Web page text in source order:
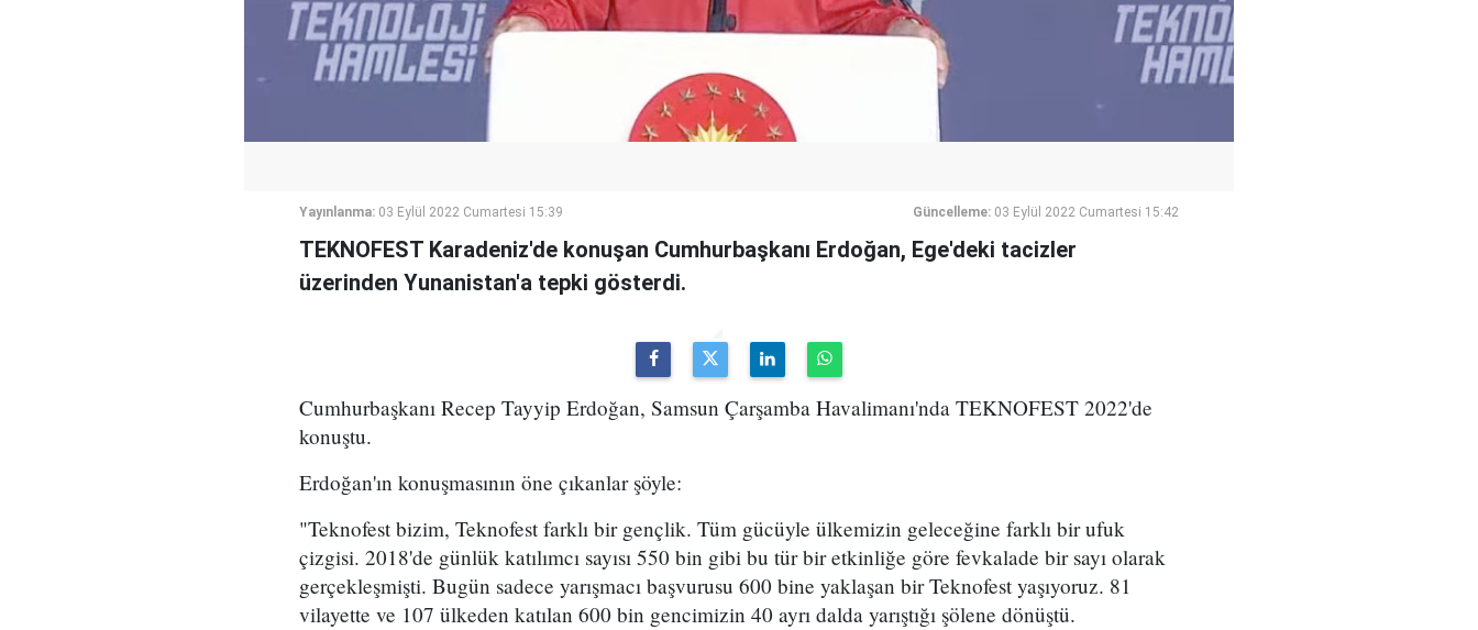
Yayınlanma: 03 Eylül 2022 Cumartesi 15:39 Güncelleme: 03 Eylül 2022 Cumartesi 15:42
TEKNOFEST Karadeniz'de konuşan Cumhurbaşkanı Erdoğan, Ege'deki tacizler
üzerinden Yunanistan'a tepki gösterdi.
Cumhurbaşkanı Recep Tayyip Erdoğan, Samsun Çarşamba Havalimanı'nda TEKNOFEST 2022'de
konuştu.
Erdoğan'ın konuşmasının öne çıkanlar şöyle:
"Teknofest bizim, Teknofest farklı bir gençlik. Tüm gücüyle ülkemizin geleceğine farklı bir ufuk
çizgisi. 2018'de günlük katılımcı sayısı 550 bin gibi bu tür bir etkinliğe göre fevkalade bir sayı olarak
gerçekleşmişti. Bugün sadece yarışmacı başvurusu 600 bine yaklaşan bir Teknofest yaşıyoruz. 81
vilayette ve 107 ülkeden katılan 600 bin gencimizin 40 ayrı dalda yarıştığı şölene dönüştü.